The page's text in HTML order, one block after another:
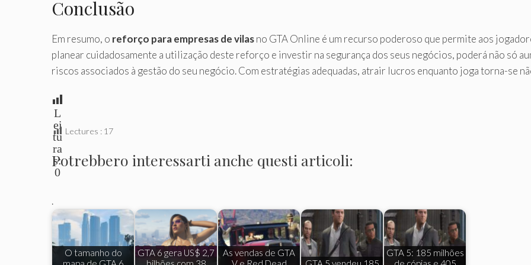
Conclusão
Em resumo, o reforço para empresas de vilasno GTA Online é um recurso poderoso que permite aos
planear cuidadosamente a utilização deste reforço e investir na segurança dos seus negócios, poderá não só
riscos associados à gestão do seu negócio. Com estratégias adequadas, atrair lucros enquanto joga torna-se
L
ei
tu
ra
s:
0
Lectures : 17
Potrebbero interessarti anche questi articoli:
.
O tamanho do
GTA 6 gera US$ 2,7
As vendas de GTA
GTA 5: 185 milhões